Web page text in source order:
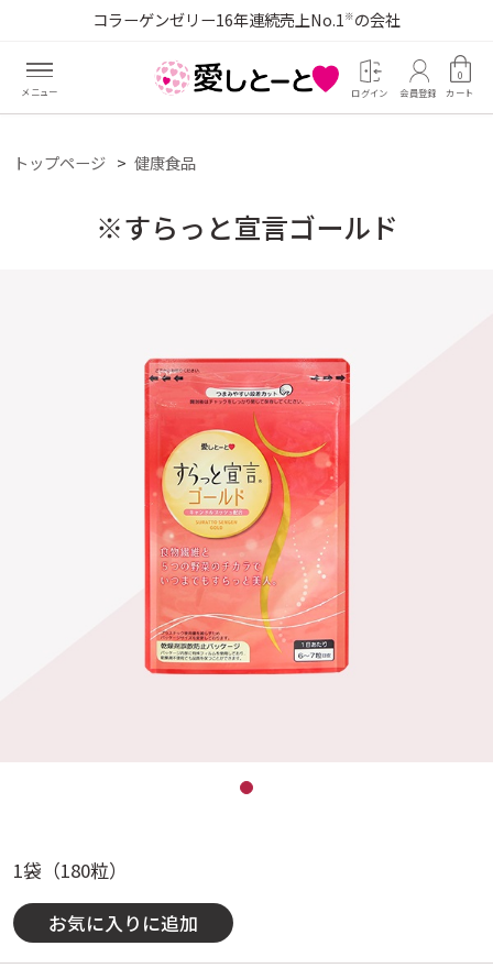
コラーゲンゼリー16年連続売上No.1 ※の会社
ログイン 会員登録 カート
0
トップページ 健康食品
※すらっと宣言ゴールド
1袋（180粒）
お気に入りに追加